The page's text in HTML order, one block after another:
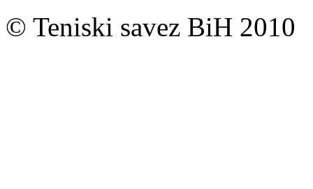
© Teniski savez BiH 2010